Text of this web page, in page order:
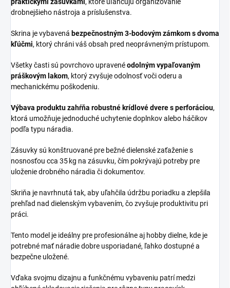
drobnejšieho nástroja a príslušenstva.
Skrina je vybavená bezpečnostným 3‑bodovým zámkom s dvoma
kľúčmi, ktorý chráni váš obsah pred neoprávneným prístupom.
Všetky časti sú povrchovo upravenéodolným vypaľovaným
práškovým lakom, ktorý zvyšuje odolnosť voči oderu a
mechanickému poškodeniu.
Výbava produktu zahŕňa robustné krídlové dvere s perforáciou,
ktorá umožňuje jednoduché uchytenie doplnkov alebo háčikov
podľa typu náradia.
Zásuvky sú konštruované pre bežné dielenské zaťaženie s
nosnosťou cca 35 kg na zásuvku, čím pokrývajú potreby pre
uloženie drobného náradia či dokumentov.
Skriňa je navrhnutá tak, aby uľahčila údržbu poriadku a zlepšila
prehľad nad dielenským vybavením, čo zvyšuje produktivitu pri
práci.
Tento model je ideálny pre profesionálne aj hobby dielne, kde je
potrebné mať náradie dobre usporiadané, ľahko dostupné a
bezpečne uložené.
Vďaka svojmu dizajnu a funkčnému vybaveniu patrí medzi